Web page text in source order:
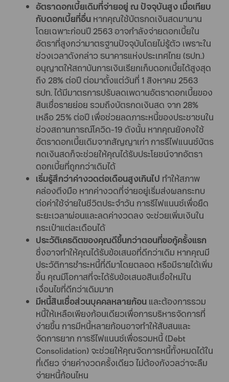
อัตราดอกเบี้ยเดิมที่จ่ายอยู่ ณ ปัจจุบันสูง เมื่อเทียบ
กับดอกเบี้ยที่อื่น หากคุณใช้บัตรกดเงินสดมานาน
โดยเฉพาะก่อนปี 2563 อาจกำลังจ่ายดอกเบี้ยใน
อัตราที่สูงกว่ามาตรฐานปัจจุบันโดยไม่รู้ตัว เพราะใน
ช่วงเวลาดังกล่าว ธนาคารแห่งประเทศไทย (ธปท.)
อนุญาตให้สถาบันการเงินเรียกเก็บดอกเบี้ยได้สูงสุด
ถึง 28% ต่อปี ต่อมาตั้งแต่วันที่ 1 สิงหาคม 2563
ธปท. ได้มีมาตรการปรับลดเพดานอัตราดอกเบี้ยของ
สินเชื่อรายย่อย รวมถึงบัตรกดเงินสด จาก 28%
เหลือ 25% ต่อปี เพื่อช่วยลดภาระหนี้ของประชาชนใน
ช่วงสถานการณ์โควิด-19 ดังนั้น หากคุณยังคงใช้
อัตราดอกเบี้ยเดิมจากสัญญาเก่า การรีไฟแนนซ์บัตร
กดเงินสดก็จะช่วยให้คุณได้รับประโยชน์จากอัตรา
ดอกเบี้ยที่ถูกกว่าเดิมได้
เริ่มรู้สึกว่าค่างวดต่อเดือนสูงเกินไป ทำให้สภาพ
คล่องตึงมือ หากค่างวดที่จ่ายอยู่เริ่มส่งผลกระทบ
ต่อค่าใช้จ่ายในชีวิตประจำวัน การรีไฟแนนซ์เพื่อยืด
ระยะเวลาผ่อนและลดค่างวดลง จะช่วยเพิ่มเงินใน
กระเป๋าแต่ละเดือนได้
ประวัติเครดิตของคุณดีขึ้นกว่าตอนที่ขอกู้ครั้งแรก
ซึ่งอาจทำให้คุณได้รับข้อเสนอที่ดีกว่าเดิม หากคุณมี
ประวัติการชำระหนี้ที่ดีมาโดยตลอด หรือมีรายได้เพิ่ม
ขึ้น คุณมีโอกาสที่จะได้รับข้อเสนอสินเชื่อใหม่ใน
เงื่อนไขที่ดีกว่าเดิมมาก
มีหนี้สินเชื่อส่วนบุคคลหลายก้อน และต้องการรวม
หนี้ให้เหลือเพียงก้อนเดียวเพื่อการบริหารจัดการที่
ง่ายขึ้น การมีหนี้หลายก้อนอาจทำให้สับสนและ
จัดการยาก การรีไฟแนนซ์เพื่อรวมหนี้ (Debt
Consolidation) จะช่วยให้คุณจัดการหนี้ทั้งหมดได้ใน
ที่เดียว จ่ายค่างวดครั้งเดียว ไม่ต้องกังวลว่าจะลืม
จ่ายหนี้ก้อนไหน